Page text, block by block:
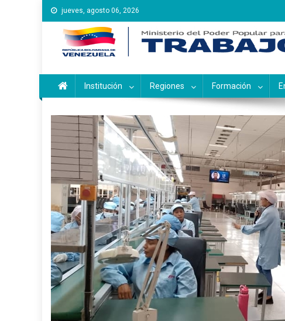
Saltar
al
contenido
jueves, agosto 06, 2026
Instituto Nacional de
Inces
Institución Regiones Formación